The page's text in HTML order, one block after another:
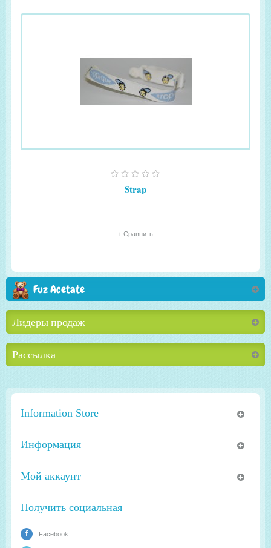
Strap
+ Сравнить
Fuz Acetate
Лидеры продаж
Рассылка
Information Store
Информация
Мой аккаунт
Получить социальная
Facebook